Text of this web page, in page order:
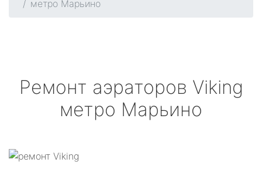
метро Марьино
Ремонт аэраторов Viking
метро Марьино